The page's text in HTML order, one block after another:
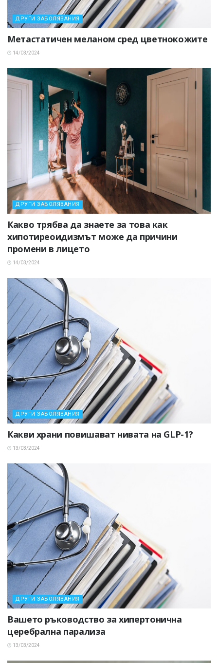
ДРУГИ ЗАБОЛЯВАНИЯ
Метастатичен меланом сред цветнокожите
14/03/2024
ДРУГИ ЗАБОЛЯВАНИЯ
Какво трябва да знаете за това как
хипотиреоидизмът може да причини
промени в лицето
14/03/2024
ДРУГИ ЗАБОЛЯВАНИЯ
Какви храни повишават нивата на GLP-1?
13/03/2024
ДРУГИ ЗАБОЛЯВАНИЯ
Вашето ръководство за хипертонична
церебрална парализа
13/03/2024